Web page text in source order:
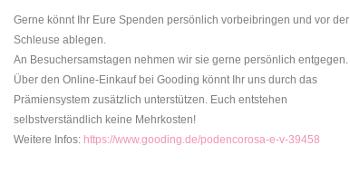
Gerne könnt Ihr Eure Spenden persönlich vorbeibringen und vor der
Schleuse ablegen.
An Besuchersamstagen nehmen wir sie gerne persönlich entgegen.
Über den Online-Einkauf bei Gooding könnt Ihr uns durch das
Prämiensystem zusätzlich unterstützen. Euch entstehen
selbstverständlich keine Mehrkosten!
Weitere Infos: https://www.gooding.de/podencorosa-e-v-39458